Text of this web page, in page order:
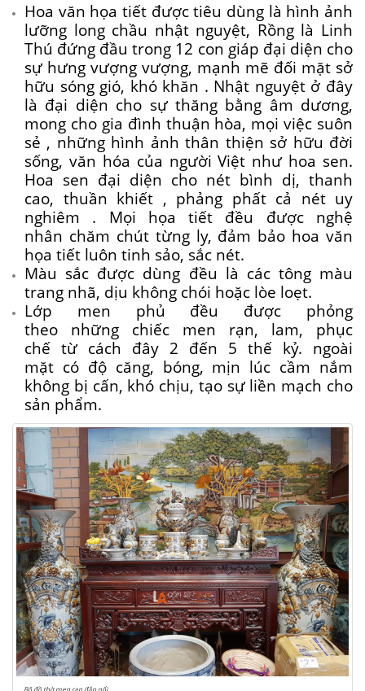
Hoa văn họa tiết đượctiêu dùng là hình ảnh
lưỡng long chầu nhật nguyệt, Rồng là Linh
Thú đứng đầu trong 12 con giáp đại diện cho
sự hưng vượng vượng, mạnh mẽ đối mặt sở
hữu sóng gió, khó khăn . Nhật nguyệt ở đây
là đại diện cho sự thăng bằng âm dương,
mong cho gia đình thuận hòa, mọi việc suôn
sẻ , những hình ảnhthân thiện sở hữu đời
sống, văn hóa của người Việt như hoa sen.
Hoa sen đại diện cho nét bình dị, thanh
cao, thuần khiết , phảng phất cả nét uy
nghiêm . Mọi họa tiết đều được nghệ
nhân chăm chút từng ly, đảm bảo hoa văn
họa tiết luôn tinh sảo, sắc nét.
Màu sắc được dùng đều là các tông màu
trang nhã, dịu không chói hoặc lòe loẹt.
Lớp men phủ đều được phỏng
theo những chiếc men rạn, lam, phục
chế từ cách đây 2 đến 5 thế kỷ. ngoài
mặt có độ căng, bóng, mịn lúc cầm nắm
không bị cấn, khó chịu, tạo sự liền mạch cho
sản phẩm.